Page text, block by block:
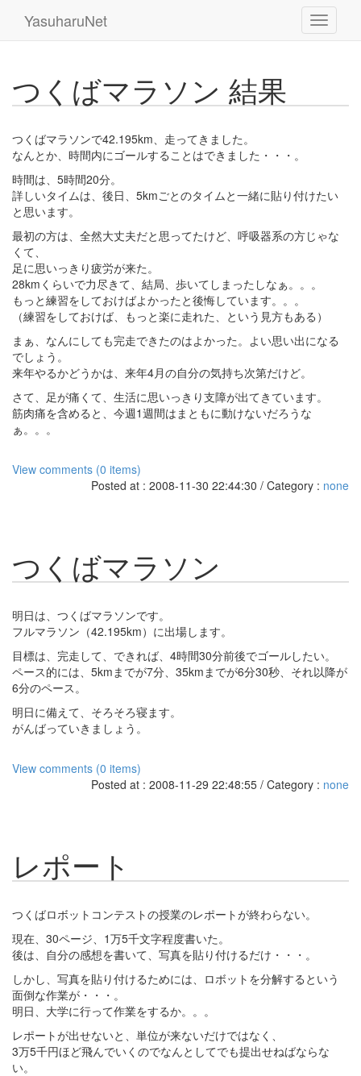
YasuharuNet
つくばマラソン 結果
つくばマラソンで42.195km、走ってきました。
なんとか、時間内にゴールすることはできました・・・。
時間は、5時間20分。
詳しいタイムは、後日、5kmごとのタイムと一緒に貼り付けたい
と思います。
最初の方は、全然大丈夫だと思ってたけど、呼吸器系の方じゃな
くて、
足に思いっきり疲労が来た。
28kmくらいで力尽きて、結局、歩いてしまったしなぁ。。。
もっと練習をしておけばよかったと後悔しています。。。
（練習をしておけば、もっと楽に走れた、という見方もある）
まぁ、なんにしても完走できたのはよかった。よい思い出になる
でしょう。
来年やるかどうかは、来年4月の自分の気持ち次第だけど。
さて、足が痛くて、生活に思いっきり支障が出てきています。
筋肉痛を含めると、今週1週間はまともに動けないだろうな
ぁ。。。
View comments (0 items)
Posted at : 2008-11-30 22:44:30 / Category : none
つくばマラソン
明日は、つくばマラソンです。
フルマラソン（42.195km）に出場します。
目標は、完走して、できれば、4時間30分前後でゴールしたい。
ペース的には、5kmまでが7分、35kmまでが6分30秒、それ以降が
6分のペース。
明日に備えて、そろそろ寝ます。
がんばっていきましょう。
View comments (0 items)
Posted at : 2008-11-29 22:48:55 / Category : none
レポート
つくばロボットコンテストの授業のレポートが終わらない。
現在、30ページ、1万5千文字程度書いた。
後は、自分の感想を書いて、写真を貼り付けるだけ・・・。
しかし、写真を貼り付けるためには、ロボットを分解するという
面倒な作業が・・・。
明日、大学に行って作業をするか。。。
レポートが出せないと、単位が来ないだけではなく、
3万5千円ほど飛んでいくのでなんとしてでも提出せねばならな
い。